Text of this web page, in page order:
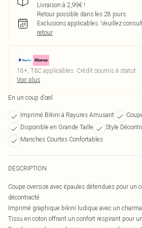
Livraison à 2,99€ !
Retour possible dans les 28 jours
Exclusions applicables. Veuillez
retour
18+, T&C applicables. Crédit soumis à statut
Voir plus
En un coup d’œil
Imprimé Bikini à Rayures Amusant
Disponible en Grande Taille
Style
Manches Courtes Confortables
DESCRIPTION
Coupe oversize avec épaules détendues pour un
décontracté
Imprimé graphique bikini ludique avec un
Tissu en coton offrant un confort respirant pour